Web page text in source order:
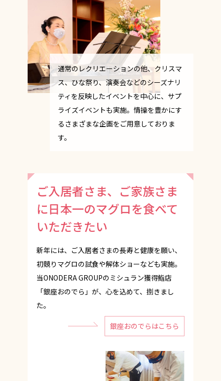
通常のレクリエーションの他、クリスマ
ス、ひな祭り、演奏会などのシーズナリ
ティを反映したイベントを中心に、サプ
ライズイベントも実施。情操を豊かにす
るさまざまな企画をご用意しておりま
す。
ご入居者さま、ご家族さま
に日本一のマグロを食べて
いただきたい
新年には、ご入居者さまの長寿と健康を願い、
初競りマグロの試食や解体ショーなども実施。
当ONODERA GROUPのミシュラン獲得鮨店
「銀座おのでら」が、心を込めて、捌きまし
た。
銀座おのでらはこちら